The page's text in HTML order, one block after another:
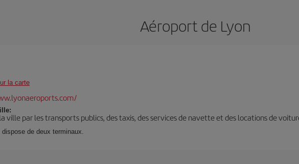
Aéroport de Lyon
la carte
ville par les transports publics, des taxis, des services de navette et des locations de
dispose de deux terminaux.